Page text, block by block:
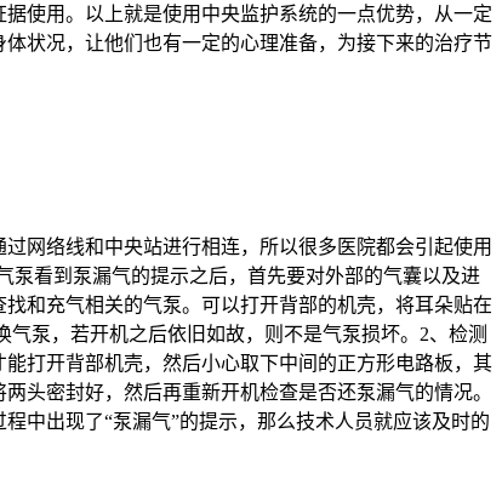
使用。以上就是使用中央监护系统的一点优势，从一定
状况，让他们也有一定的心理准备，为接下来的治疗节
网络线和中央站进行相连，所以很多医院都会引起使用
泵看到泵漏气的提示之后，首先要对外部的气囊以及进
和充气相关的气泵。可以打开背部的机壳，将耳朵贴在
泵，若开机之后依旧如故，则不是气泵损坏。2、检测
打开背部机壳，然后小心取下中间的正方形电路板，其
头密封好，然后再重新开机检查是否还泵漏气的情况。
中出现了“泵漏气”的提示，那么技术人员就应该及时的